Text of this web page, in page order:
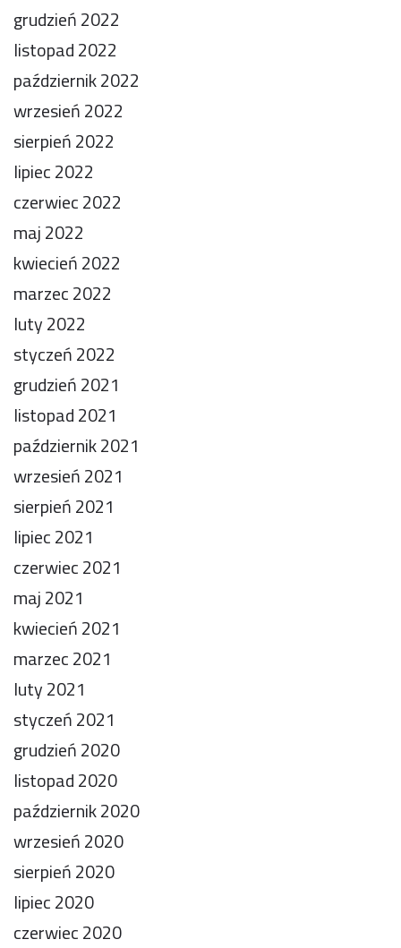
grudzień 2022
listopad 2022
październik 2022
wrzesień 2022
sierpień 2022
lipiec 2022
czerwiec 2022
maj 2022
kwiecień 2022
marzec 2022
luty 2022
styczeń 2022
grudzień 2021
listopad 2021
październik 2021
wrzesień 2021
sierpień 2021
lipiec 2021
czerwiec 2021
maj 2021
kwiecień 2021
marzec 2021
luty 2021
styczeń 2021
grudzień 2020
listopad 2020
październik 2020
wrzesień 2020
sierpień 2020
lipiec 2020
czerwiec 2020